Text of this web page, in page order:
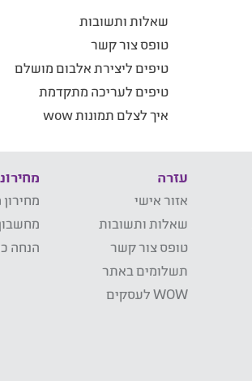
שאלות ותשובות
טופס צור קשר
טיפים ליצירת אלבום מושלם
טיפים לעריכה מתקדמת
איך לצלם תמונות wow
עזרה
אזור אישי
שאלות ותשובות
טופס צור קשר
תשלומים באתר
WOW לעסקים
הנחה